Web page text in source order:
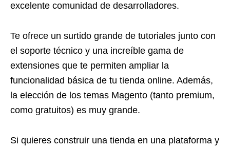
excelente comunidad de desarrolladores.
Te ofrece un surtido grande de tutoriales junto con
el soporte técnico y una increíble gama de
extensiones que te permiten ampliar la
funcionalidad básica de tu tienda online. Además,
la elección de los temas Magento (tanto premium,
como gratuitos) es muy grande.
Si quieres construir una tienda en una plataforma y